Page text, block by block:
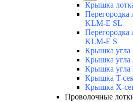
Крышка
Перегородка
KLM-E SL
Перегородка
KLM-E S
Крышка
Крышка
Крышка
Крышка T-
Крышка X-
Проволочные